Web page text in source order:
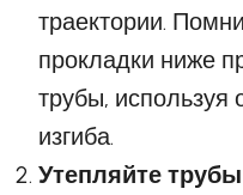
траектории.
прокладки ниже
трубы, используя
изгиба.
Утепляйте трубы